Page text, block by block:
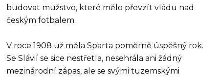
budovat mužstvo, které mělo převzít vládu nad
českým fotbalem.
V roce 1908 už měla Sparta poměrně úspěšný rok.
Se Slávií se sice nestřetla, nesehrála ani žádný
mezinárodní zápas, ale se svými tuzemskými